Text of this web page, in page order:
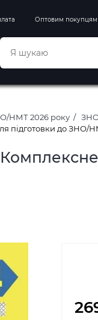
Оптовим покупцям
НМТ 2026 року
підготовки до ЗНО/